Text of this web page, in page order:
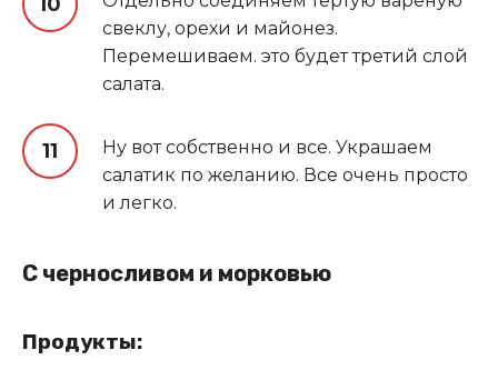
свеклу, орехи и майонез.
Перемешиваем. это будет третий слой
салата.
Ну вот собственно и все. Украшаем
салатик по желанию. Все очень просто
и легко.
С черносливом и морковью
Продукты: